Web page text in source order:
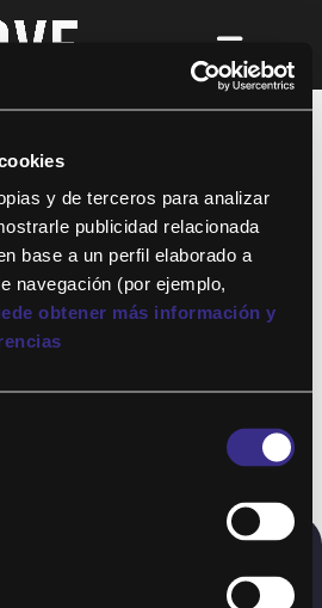
y de terceros para analizar
publicidad relacionada
base a un perfil elaborado a
navegación (por ejemplo,
obtener más información y
ALTAFIT MOVE tienes
a todos nuestros
y clases online donde
quieras!
Todos los derechos